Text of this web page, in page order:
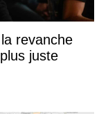
revanche
juste